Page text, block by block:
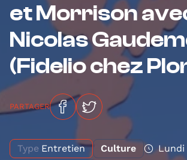
et Morrison
Nicolas
(Fidelio chez
PARTAGER
Type Entretien Culture Lundi